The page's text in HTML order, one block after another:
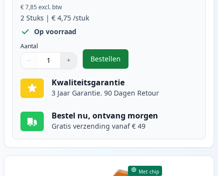
€ 7,85 excl. btw
2 Stuks | € 4,75 /stuk
Op voorraad
Aantal
Gebruik de knoppen om aan te passen
− +
1
Bestellen
,2 stuks Canon CLI-526M
Kwaliteitsgarantie
3 Jaar Garantie. 90 Dagen Retour
Bestel nu, ontvang morgen
Gratis verzending vanaf € 49
Met chip